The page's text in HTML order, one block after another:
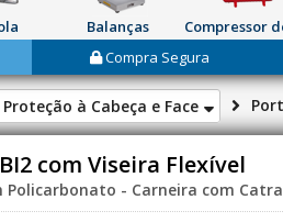
Balanças Compressor
Compra Segura
Proteção à Cabeça e Face
com Viseira Flexível
Policarbonato - Carneira com